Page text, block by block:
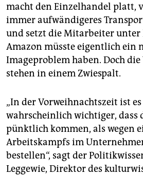
genossenschaft
epaper login
macht den Einzelhandel platt,
immer aufwändigeres
und setzt die Mitarbeiter unter
Amazon müsste eigentlich ein
Imageproblem haben. Doch
stehen in einem Zwiespalt.
„In der Vorweihnachtszeit ist
wahrscheinlich wichtiger, dass
pünktlich kommen, als wegen
Arbeitskampfs im
bestellen“, sagt der
Leggewie, Direktor des